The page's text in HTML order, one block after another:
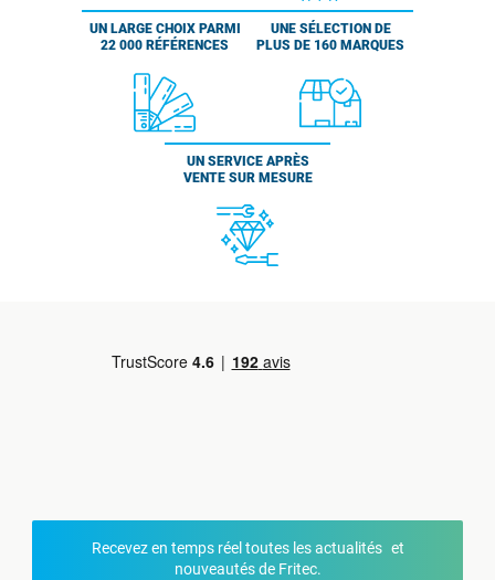
UN LARGE CHOIX PARMI
22 000 RÉFÉRENCES
UNE SÉLECTION DE
PLUS DE 160 MARQUES
UN SERVICE APRÈS
VENTE SUR MESURE
Recevez en temps réel toutes les actualités et
nouveautés de Fritec.